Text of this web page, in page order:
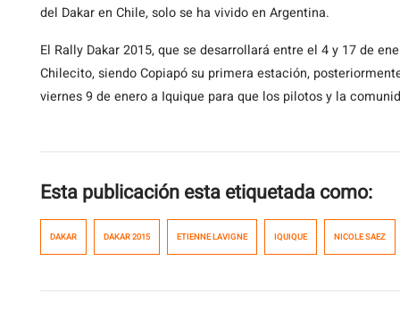
del Dakar en Chile, solo se ha vivido en Argentina.
El Rally Dakar 2015, que se desarrollará entre el 4 y 17 de
Chilecito, siendo Copiapó su primera estación,
viernes 9 de enero a Iquique para que los pilotos y la
Esta publicación esta etiquetada como:
DAKAR DAKAR 2015 ETIENNE LAVIGNE IQUIQUE NICOLE SAEZ